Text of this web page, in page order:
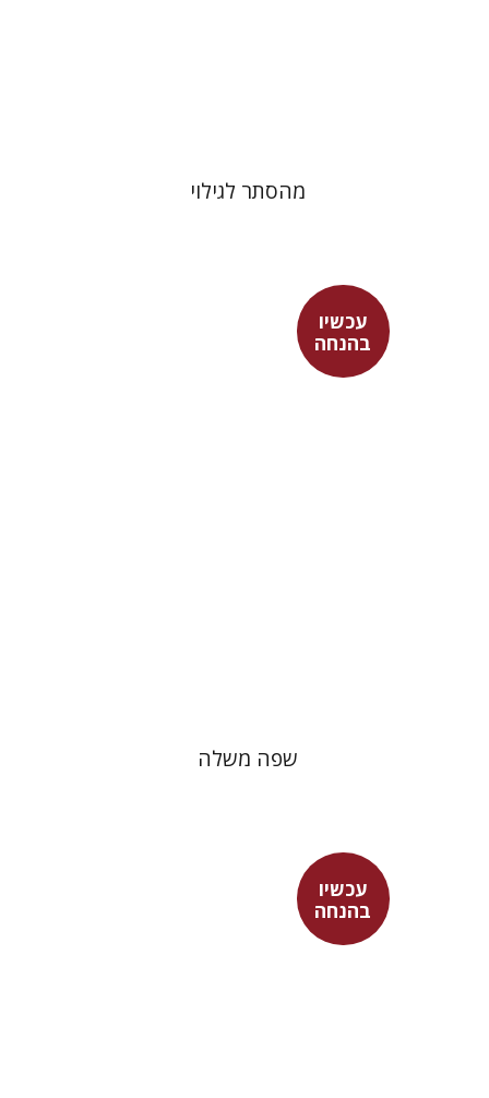
מהסתר לגילוי
עכשיו
בהנחה
רות כץ
שפה משלה
עכשיו
בהנחהאהרן דוד גורדון
יובל גובני